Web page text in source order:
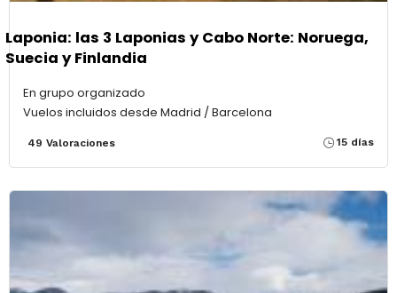
Laponia: las 3 Laponias y Cabo Norte: Noruega,
Suecia y Finlandia
En grupo organizado
Vuelos incluidos desde Madrid / Barcelona
49 Valoraciones 15 días